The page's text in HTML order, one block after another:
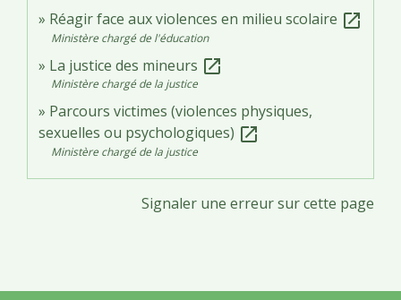
Réagir face aux violences en milieu scolaire open_in_new
Ministère chargé de l'éducation
La justice des mineurs open_in_new
Ministère chargé de la justice
Parcours victimes (violences physiques,
sexuelles ou psychologiques) open_in_new
Ministère chargé de la justice
Signaler une erreur sur cette page